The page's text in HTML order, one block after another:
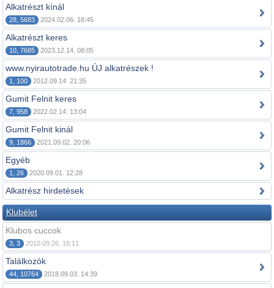
Alkatrészt kínál
28, 5683 2024.02.06. 18:45
Alkatrészt keres
10, 7685 2023.12.14. 08:05
www.nyirautotrade.hu ÚJ alkatrészek !
1, 100 2012.09.14. 21:35
Gumit Felnit keres
7, 958 2022.02.14. 13:04
Gumit Felnit kinál
9, 1866 2021.09.02. 20:06
Egyéb
1, 26 2020.09.01. 12:28
Alkatrész hirdetések
Klubélet
Klubos cuccok
3, 3 2010.09.26. 18:11
Találkozók
44, 10764 2018.09.03. 14:39